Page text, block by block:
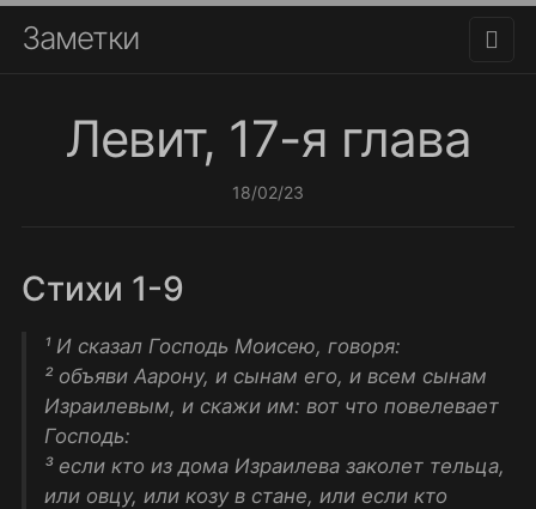
Заметки
Левит, 17-я глава
18/02/23
Стихи 1-9
¹ И сказал Господь Моисею, говоря:
² объяви Аарону, и сынам его, и всем сынам
Израилевым, и скажи им: вот что повелевает
Господь:
³ если кто из дома Израилева заколет тельца,
или овцу, или козу в стане, или если кто